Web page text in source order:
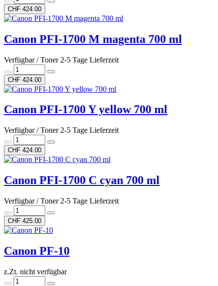
CHF 424.00
Canon PFI-1700 M magenta 700 ml
Verfügbar / Toner 2-5 Tage Lieferzeit
CHF 424.00
Canon PFI-1700 Y yellow 700 ml
Verfügbar / Toner 2-5 Tage Lieferzeit
CHF 424.00
Canon PFI-1700 C cyan 700 ml
Verfügbar / Toner 2-5 Tage Lieferzeit
CHF 425.00
Canon PF-10
z.Zt. nicht verfügbar